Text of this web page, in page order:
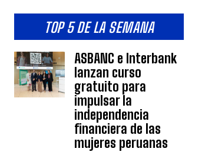
TOP 5 DE LA SEMANA
ASBANC e Interbank
lanzan curso
gratuito para
impulsar la
independencia
financiera de las
mujeres peruanas